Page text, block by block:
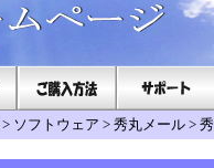
> ソフトウェア > 秀丸メール >